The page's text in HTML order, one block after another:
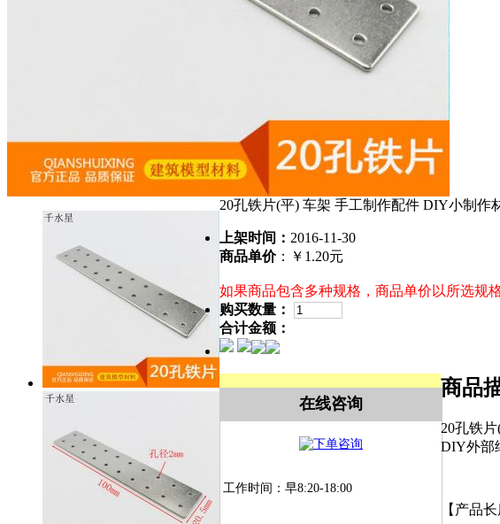
20孔铁片(平) 车架 手工制作配件 DIY小制作
上架时间： 2016-11-30
商品单价：￥1.20元
如果商品包含多种规格，商品单价以所选规
购买数量：
合计金额：
在线咨询
工作时间：早8:20-18:00
商品
20孔铁
DIY外部
【产品